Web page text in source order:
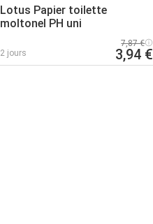
Lotus Papier toilette
moltonel PH uni
2 jours
7,87 €
3,94 €